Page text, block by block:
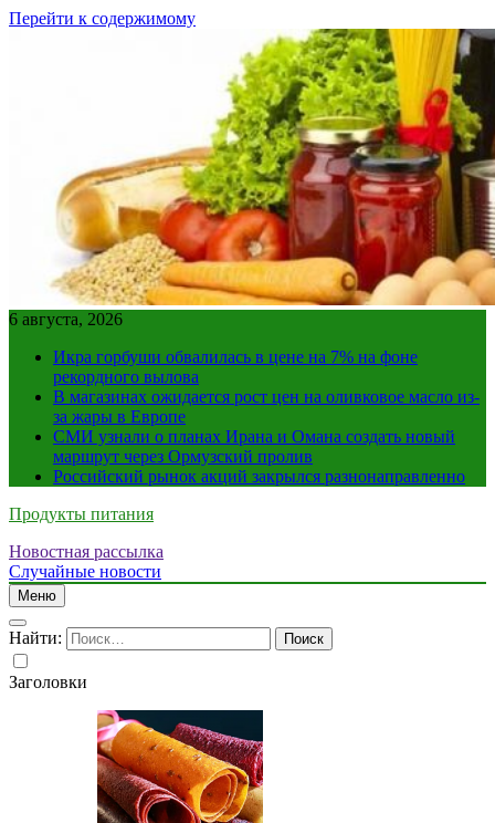
Перейти к содержимому
6 августа, 2026
Икра горбуши обвалилась в цене на 7% на фоне
рекордного вылова
В магазинах ожидается рост цен на оливковое масло из-
за жары в Европе
СМИ узнали о планах Ирана и Омана создать новый
маршрут через Ормузский пролив
Российский рынок акций закрылся разнонаправленно
Продукты питания
Новостная рассылка
Случайные новости
Меню
Найти:
Заголовки